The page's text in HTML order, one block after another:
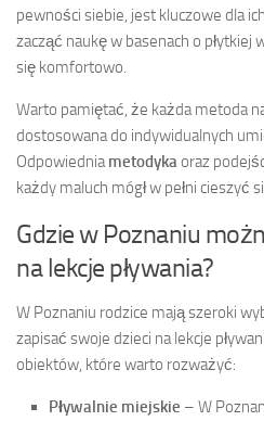
pewności siebie, jest kluczowe dla
zacząć naukę w basenach o płytkiej
się komfortowo.
Warto pamiętać, że każda metoda
dostosowana do indywidualnych
Odpowiedniametodykaoraz
każdy maluch mógł w pełni cieszyć
Gdzie w Poznaniu
na lekcje pływania?
W Poznaniu rodzice mają szeroki
zapisać swoje dzieci na lekcje
obiektów, które warto rozważyć:
Pływalnie miejskie – W